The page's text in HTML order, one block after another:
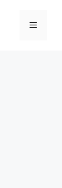
메